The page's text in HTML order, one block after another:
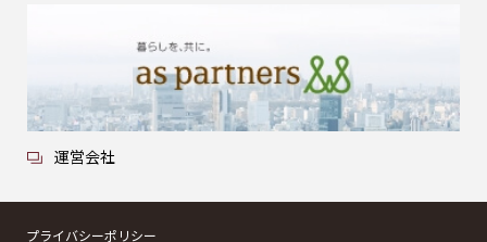
運営会社
プライバシーポリシー